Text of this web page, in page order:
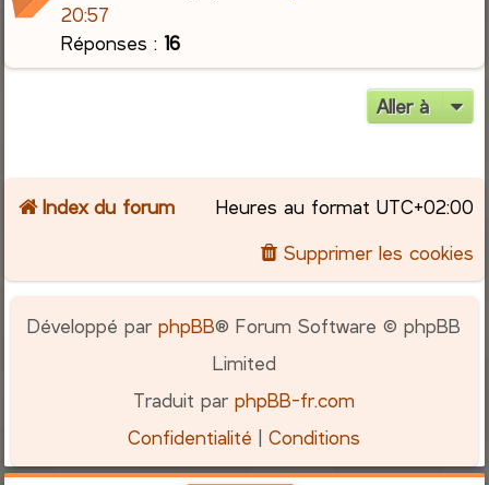
20:57
Réponses :16
Aller à
Index du forum Heures au format UTC+02:00
Supprimer les cookies
Développé parphpBB® Forum Software © phpBB
Limited
Traduit parphpBB-fr.com
Confidentialité |Conditions